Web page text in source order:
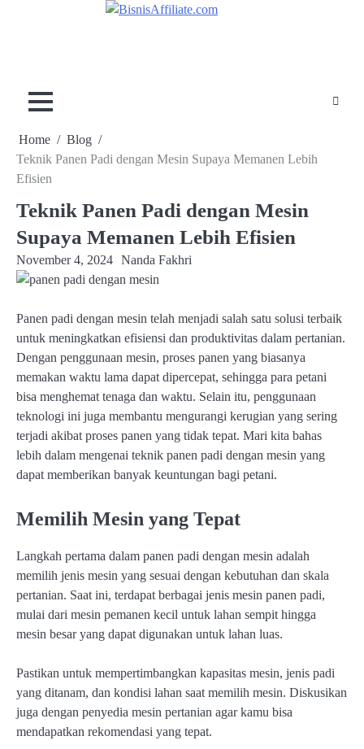
Home
Blog
Teknik Panen Padi dengan Mesin Supaya Memanen Lebih
Efisien
Teknik Panen Padi dengan Mesin
Supaya Memanen Lebih Efisien
November 4, 2024 Nanda Fakhri
Panen padi dengan mesin telah menjadi salah satu solusi terbaik
untuk meningkatkan efisiensi dan produktivitas dalam pertanian.
Dengan penggunaan mesin, proses panen yang biasanya
memakan waktu lama dapat dipercepat, sehingga para petani
bisa menghemat tenaga dan waktu. Selain itu, penggunaan
teknologi ini juga membantu mengurangi kerugian yang sering
terjadi akibat proses panen yang tidak tepat. Mari kita bahas
lebih dalam mengenai teknik panen padi dengan mesin yang
dapat memberikan banyak keuntungan bagi petani.
Memilih Mesin yang Tepat
Langkah pertama dalam panen padi dengan mesin adalah
memilih jenis mesin yang sesuai dengan kebutuhan dan skala
pertanian. Saat ini, terdapat berbagai jenis mesin panen padi,
mulai dari mesin pemanen kecil untuk lahan sempit hingga
mesin besar yang dapat digunakan untuk lahan luas.
Pastikan untuk mempertimbangkan kapasitas mesin, jenis padi
yang ditanam, dan kondisi lahan saat memilih mesin. Diskusikan
juga dengan penyedia mesin pertanian agar kamu bisa
mendapatkan rekomendasi yang tepat.